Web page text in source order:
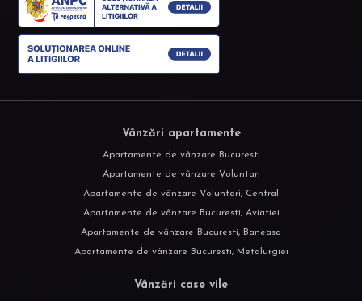
Vânzări apartamente
Apartamente de vânzare Bucuresti
Apartamente de vânzare Voluntari
Apartamente de vânzare Voluntari, Central
Apartamente de vânzare Bucuresti, Aviatiei
Apartamente de vânzare Bucuresti, Baneasa
Apartamente de vânzare Bucuresti, Metalurgiei
Vânzări case vile